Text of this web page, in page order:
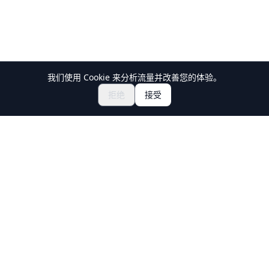
探索祭典与活动
获取日本祭典门票
我们使用 Cookie 来分析流量并改善您的体验。
拒绝
接受